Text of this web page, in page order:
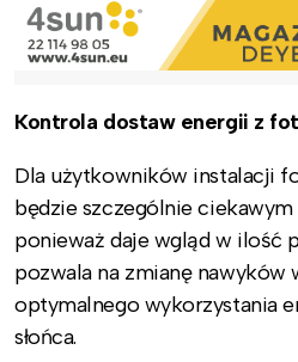
Kontrola dostaw energii z
Dla użytkowników instalacji
będzie szczególnie
ponieważ daje wgląd w ilość
pozwala na zmianę nawyków
optymalnego wykorzystania
słońca.